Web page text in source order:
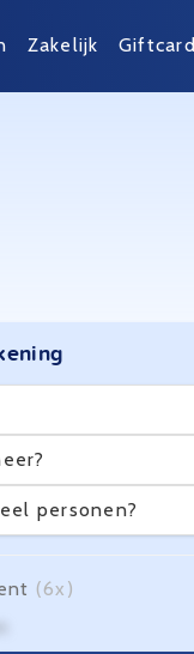
Zakelijk Giftcard
personen?
(6x)